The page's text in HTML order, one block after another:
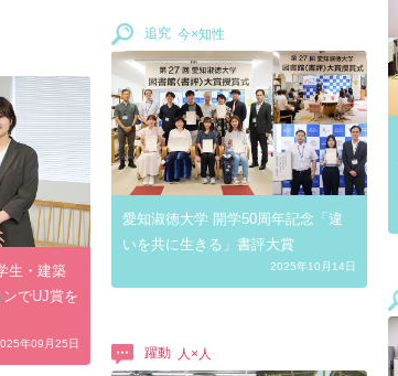
追究
愛知淑徳大学 開学50周年記念「違
いを共に生きる」書評大賞
2025年10月14日
生・建築
でUJ賞を
年09月25日
躍動